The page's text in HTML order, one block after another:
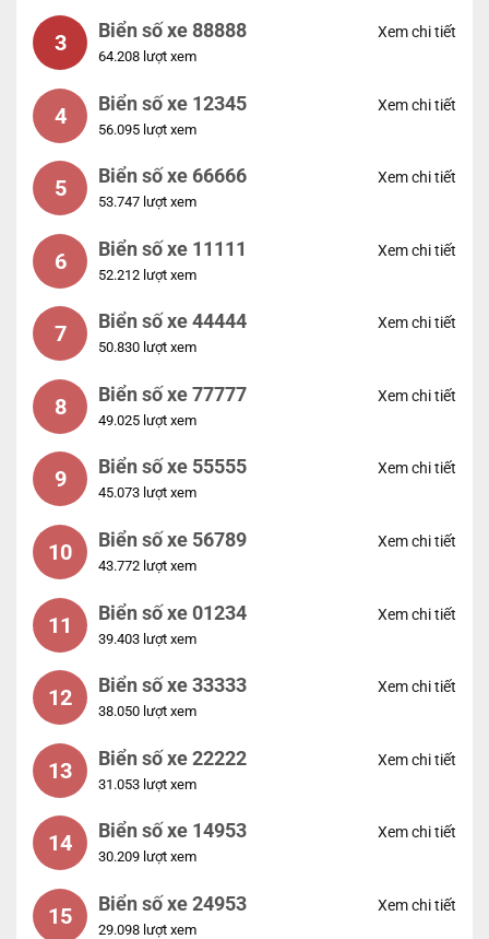
3 Biển số xe 88888
64.208 lượt xem
Xem chi tiết
4 Biển số xe 12345
56.095 lượt xem
Xem chi tiết
5 Biển số xe 66666
53.747 lượt xem
Xem chi tiết
6 Biển số xe 11111
52.212 lượt xem
Xem chi tiết
7 Biển số xe 44444
50.830 lượt xem
Xem chi tiết
8 Biển số xe 77777
49.025 lượt xem
Xem chi tiết
9 Biển số xe 55555
45.073 lượt xem
Xem chi tiết
10 Biển số xe 56789
43.772 lượt xem
Xem chi tiết
11 Biển số xe 01234
39.403 lượt xem
Xem chi tiết
12 Biển số xe 33333
38.050 lượt xem
Xem chi tiết
13 Biển số xe 22222
31.053 lượt xem
Xem chi tiết
14 Biển số xe 14953
30.209 lượt xem
Xem chi tiết
15 Biển số xe 24953
29.098 lượt xem
Xem chi tiết